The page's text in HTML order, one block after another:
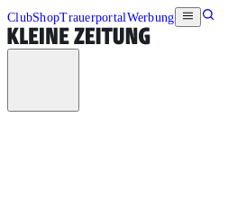
ClubShopTrauerportalWerbung